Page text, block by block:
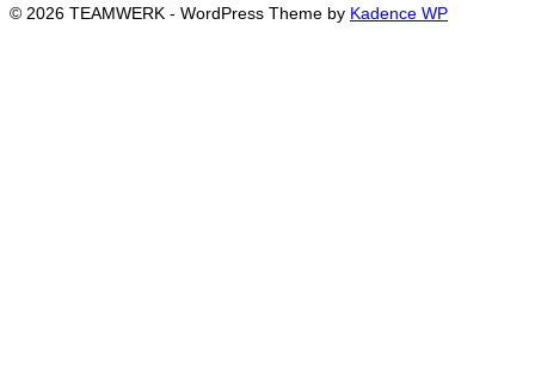
© 2026 TEAMWERK - WordPress Theme by Kadence WP